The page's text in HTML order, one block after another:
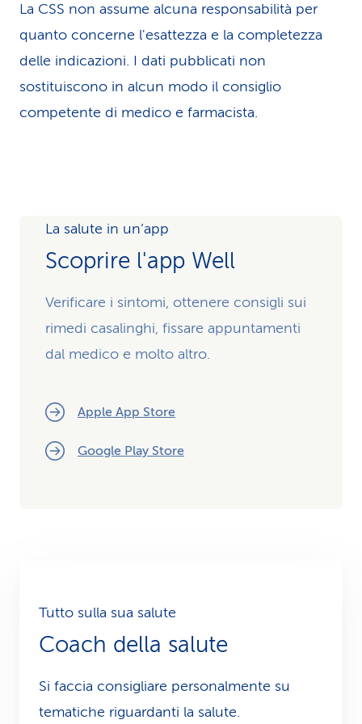
La CSS non assume alcuna re­spons­abilità per
quanto concerne l'esattezza e la completezza
delle indicazioni. I dati pubblicati non
sostituiscono in alcun modo il consiglio
competente di medico e farmacista.
La salute in un’app
Scoprire l'app Well
Verificare i sintomi, ottenere consigli sui
rimedi casalinghi, fissare appuntamenti
dal medico e molto altro.
Apple App Store
Google Play Store
Tutto sulla sua salute
Coach della salute
Si faccia consigliare personalmente su
tematiche riguardanti la salute.